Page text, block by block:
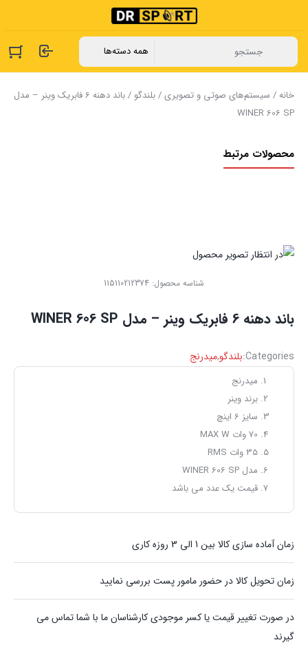
خانه/ سیستم‌های صوتی و تصویری/بلندگو
/ باند دهنه 6 فابریک وینر – مدل
WINER 606 SP
محصولات مرتبط
شناسه محصول: 115110212374
باند دهنه 6 فابریک وینر – مدل WINER 606 SP
Categories: بلندگو,میدرنج
میدرنج
برند وینر
سایز 6 اینچ
70 وات MAX W
35 وات RMS
مدل WINER 606 SP
قیمت یک عدد می باشد
زمان آماده سازی کالا بین 1 الی 3 روزه کاری
زمان تحویل کالا در حضور مامور پست بررسی نمایید
در صورت تغییر قیمت یا کسر موجودی کارشناسان ما با شما تماس می
گیرند